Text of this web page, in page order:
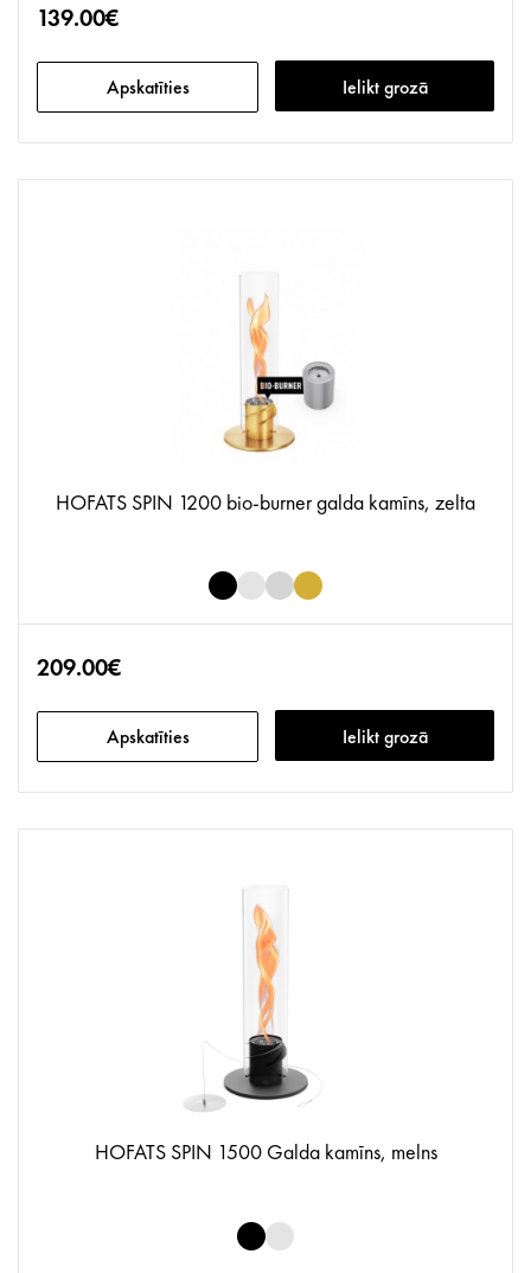
139.00€
Apskatīties Ielikt grozā
HOFATS SPIN 1200 bio-burner galda kamīns, zelta
209.00€
Apskatīties Ielikt grozā
HOFATS SPIN 1500 Galda kamīns, melns